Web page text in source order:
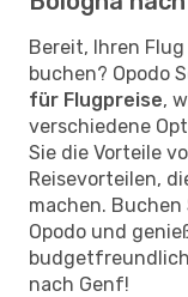
Bereit, Ihren
buchen? Opodo
für Flugpreise,
verschiedene
Sie die Vorteile
Reisevorteilen,
machen. Buchen
Opodo und
nach Genf!